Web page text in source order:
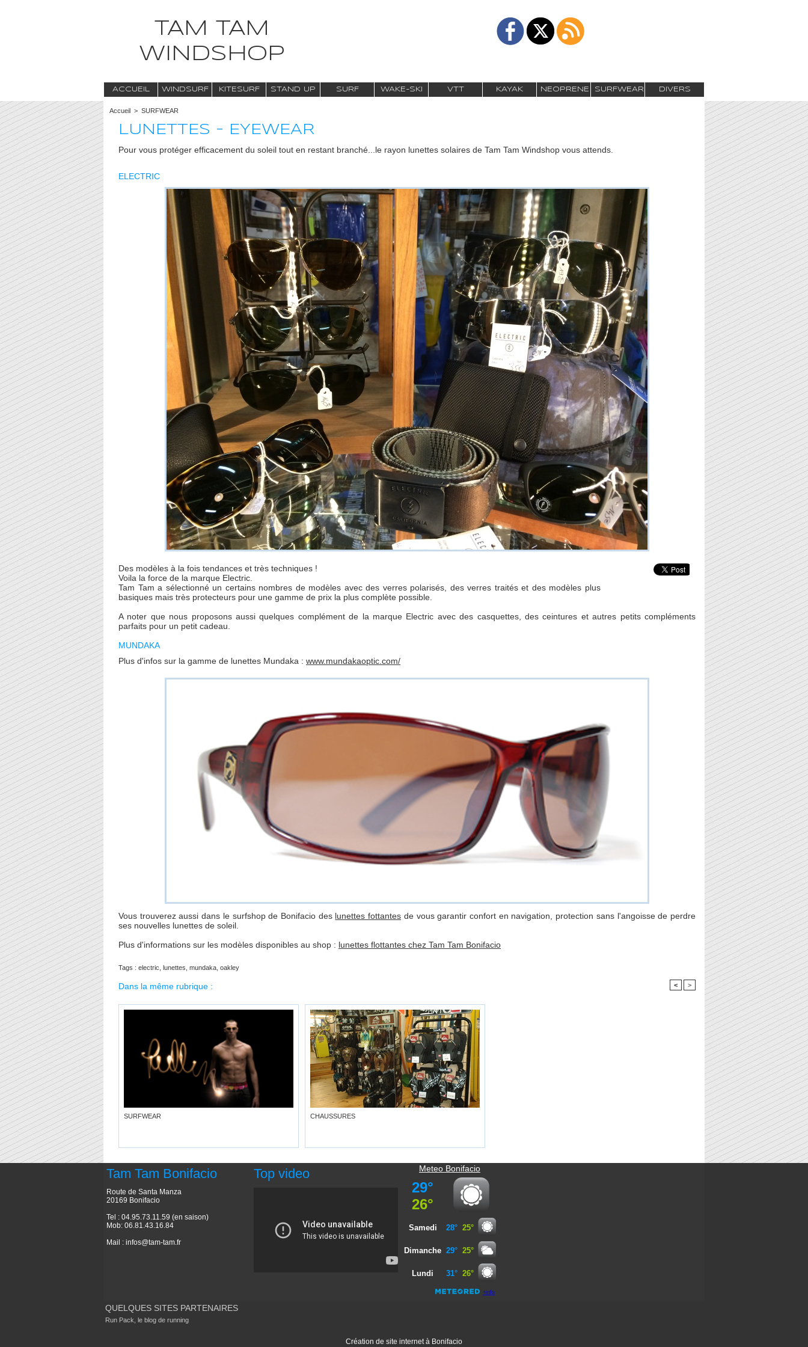
TAM TAM
WINDSHOP
ACCUEIL WINDSURF KITESURF STAND UP SURF WAKE-SKI VTT KAYAK NEOPRENE SURFWEAR DIVERS
Accueil > SURFWEAR
LUNETTES - EYEWEAR
Pour vous protéger efficacement du soleil tout en restant branché...le rayon lunettes solaires de Tam Tam Windshop vous attends.
ELECTRIC
Des modèles à la fois tendances et très techniques !
Voila la force de la marque Electric.
Tam Tam a sélectionné un certains nombres de modèles avec des verres polarisés, des verres traités et des modèles plus
basiques mais très protecteurs pour une gamme de prix la plus complète possible.
A noter que nous proposons aussi quelques complément de la marque Electric avec des casquettes, des ceintures et autres petits compléments
parfaits pour un petit cadeau.
MUNDAKA
Plus d'infos sur la gamme de lunettes Mundaka : www.mundakaoptic.com/
Vous trouverez aussi dans le surfshop de Bonifacio des lunettes fottantes de vous garantir confort en navigation, protection sans l'angoisse de perdre
ses nouvelles lunettes de soleil.
Plus d'informations sur les modèles disponibles au shop : lunettes flottantes chez Tam Tam Bonifacio
Tags : electric lunettes mundaka oakley
Dans la même rubrique : < >
SURFWEAR CHAUSSURES
Tam Tam Bonifacio
Route de Santa Manza
20169 Bonifacio
Tel : 04.95.73.11.59 (en saison)
Mob: 06.81.43.16.84
Mail : infos@tam-tam.fr
Top video Meteo Bonifacio
QUELQUES SITES PARTENAIRES
Run Pack, le blog de running
Création de site internet à Bonifacio